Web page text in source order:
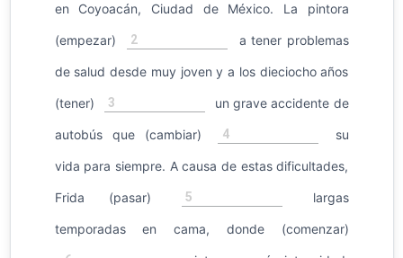
en Coyoacán, Ciudad de México. La pintora
(empezar) 2 a tener problemas
de salud desde muy joven y a los dieciocho años
(tener) 3 un grave accidente de
autobús que (cambiar) 4 su
vida para siempre. A causa de estas dificultades,
Frida (pasar) 5 largas
temporadas en cama, donde (comenzar)